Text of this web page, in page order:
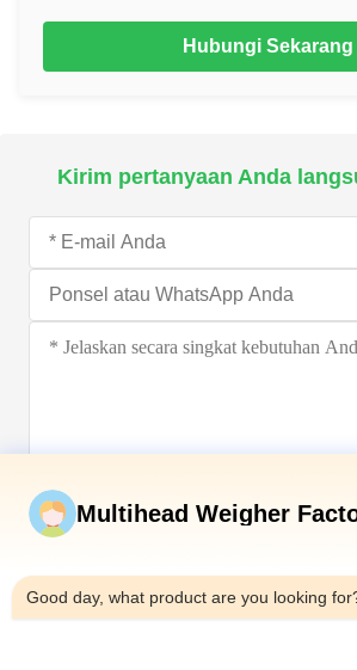
Hubungi Sekarang
Kirim pertanyaan Anda
Multihead Weigher
Good day, what product are you looking